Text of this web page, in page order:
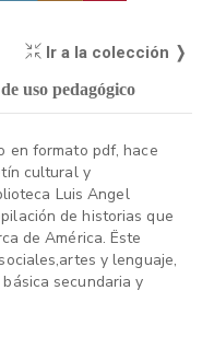
Ir a la colección ❭
uso pedagógico
en formato pdf, hace
cultural y
Luis Angel
de historias que
de América. Ëste
y lenguaje,
secundaria y